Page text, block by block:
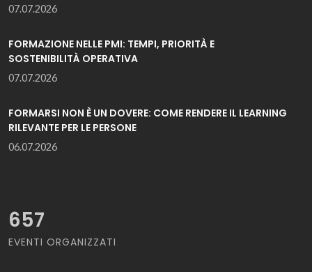
07.07.2026
FORMAZIONE NELLE PMI: TEMPI, PRIORITÀ E
SOSTENIBILITÀ OPERATIVA
07.07.2026
FORMARSI NON È UN DOVERE: COME RENDERE IL LEARNING
RILEVANTE PER LE PERSONE
06.07.2026
657
EVENTI ORGANIZZATI